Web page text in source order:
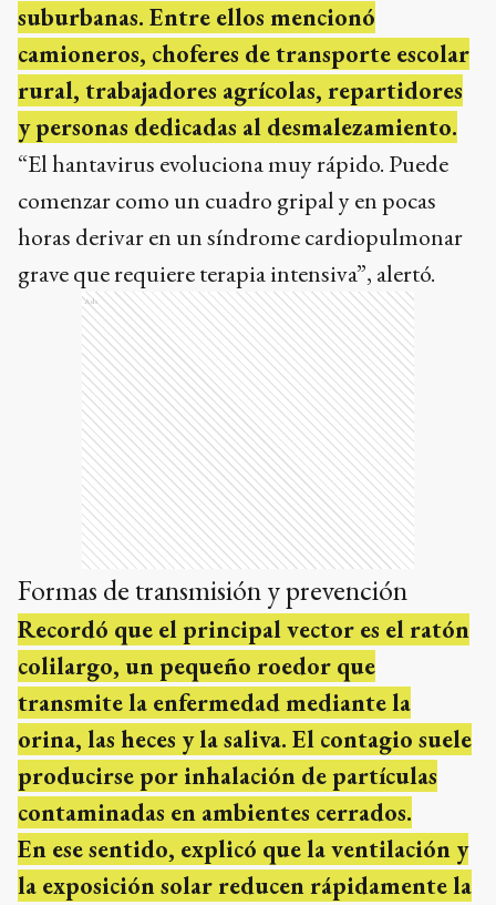
suburbanas. Entre ellos mencionó
camioneros, choferes de transporte escolar
rural, trabajadores agrícolas, repartidores
y personas dedicadas al desmalezamiento.
“El hantavirus evoluciona muy rápido. Puede
comenzar como un cuadro gripal y en pocas
horas derivar en un síndrome cardiopulmonar
grave que requiere terapia intensiva”, alertó.
Ads
Formas de transmisión y prevención
Recordó que el principal vector es el ratón
colilargo, un pequeño roedor que
transmite la enfermedad mediante la
orina, las heces y la saliva. El contagio suele
producirse por inhalación de partículas
contaminadas en ambientes cerrados.
En ese sentido, explicó que la ventilación y
la exposición solar reducen rápidamente la